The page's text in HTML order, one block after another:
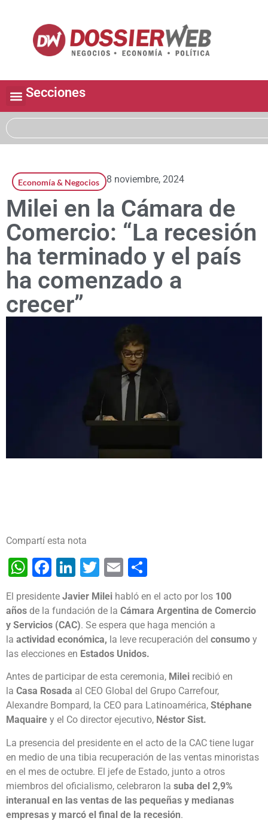
Secciones
Economía & Negocios 8 noviembre, 2024
Milei en la Cámara de
Comercio: “La recesión
ha terminado y el país
ha comenzado a
crecer”
Compartí esta nota
WhatsApp
Facebook
LinkedIn
Twitter
Email
El presidente Javier Milei habló en el acto por los 100
años de la fundación de la Cámara Argentina de Comercio
y Servicios (CAC). Se espera que haga mención a
la actividad económica, la leve recuperación del consumo y
las elecciones en Estados Unidos.
Antes de participar de esta ceremonia, Milei recibió en
la Casa Rosada al CEO Global del Grupo Carrefour,
Alexandre Bompard, la CEO para Latinoamérica, Stéphane
Maquaire y el Co director ejecutivo, Néstor Sist.
La presencia del presidente en el acto de la CAC tiene lugar
en medio de una tibia recuperación de las ventas minoristas
en el mes de octubre. El jefe de Estado, junto a otros
miembros del oficialismo, celebraron la suba del 2,9%
interanual en las ventas de las pequeñas y medianas
empresas y marcó el final de la recesión.